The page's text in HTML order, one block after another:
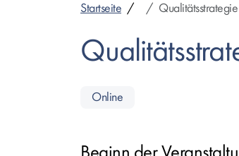
Startseite
Online